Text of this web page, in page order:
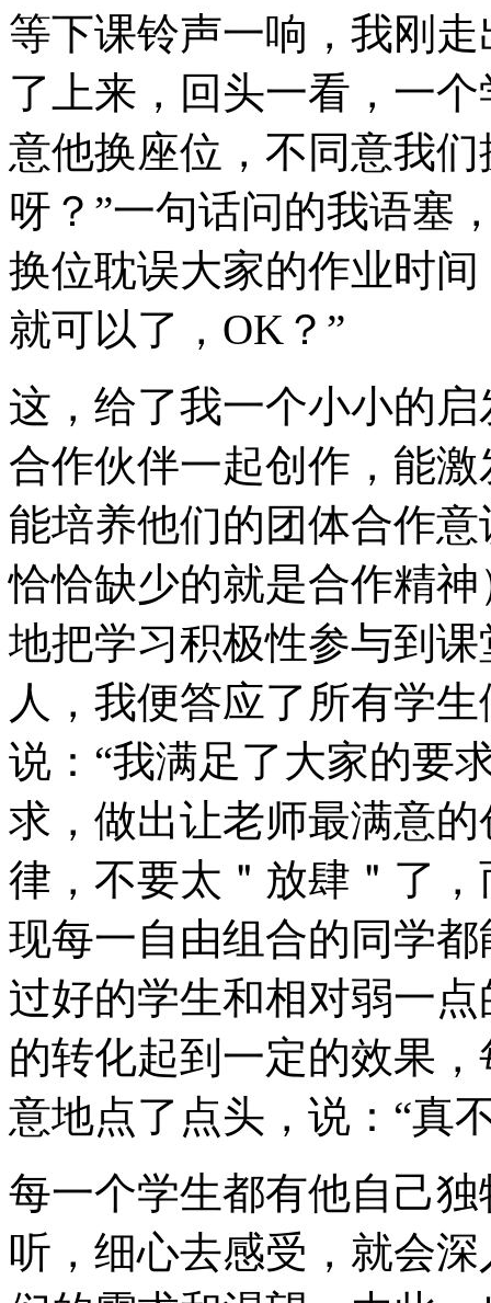
等下课铃声一响，我刚
了上来，回头一看，一
意他换座位，不同意我
呀？”一句话问的我语塞
换位耽误大家的作业时
就可以了，OK？”
这，给了我一个小小的
合作伙伴一起创作，能
能培养他们的团体合作
恰恰缺少的就是合作精
地把学习积极性参与到
人，我便答应了所有学
说：“我满足了大家的要
求，做出让老师最满意
律，不要太＂放肆＂了
现每一自由组合的同学
过好的学生和相对弱一
的转化起到一定的效果
意地点了点头，说：“真
每一个学生都有他自己
听，细心去感受，就会